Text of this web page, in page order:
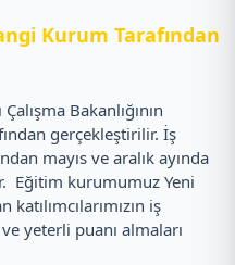
Kurum Tarafından
Bakanlığının
gerçekleştirilir. İş
mayıs ve aralık ayında
Eğitim kurumumuz Yeni
iş
yeterli puanı almaları